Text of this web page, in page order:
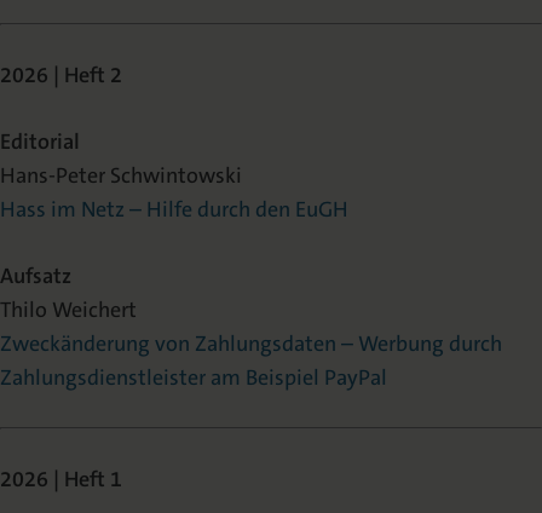
2026 | Heft 2
Editorial
Hans-Peter Schwintowski
Hass im Netz – Hilfe durch den EuGH
Aufsatz
Thilo Weichert
Zweckänderung von Zahlungsdaten – Werbung durch
Zahlungsdienstleister am Beispiel PayPal
2026 | Heft 1